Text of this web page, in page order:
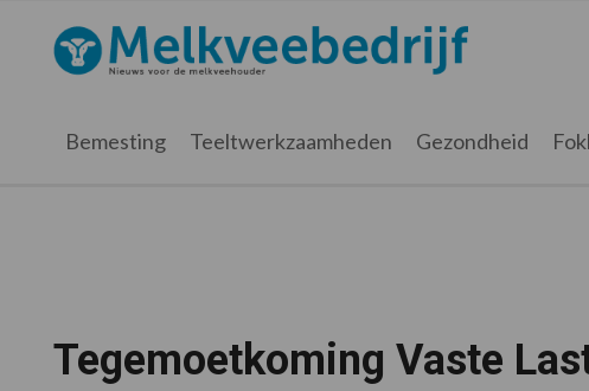
hoofdnavigatie
hoofd
eerste
voettekst
Melkveebedrijf.nl
Bemesting Teeltwerkzaamheden Gezondheid
Tegemoetkoming Vaste